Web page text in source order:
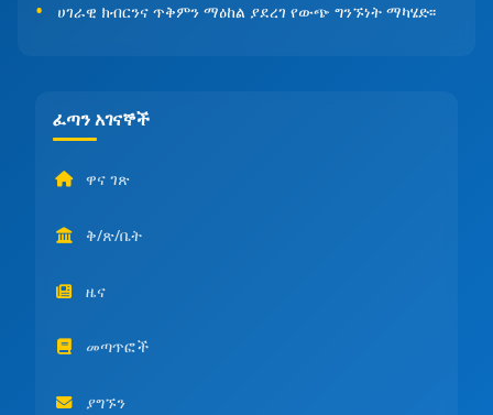
ሀገራዊ ክብርንና ጥቅምን ማዕከል ያደረገ የውጭ ግንኙነት ማካሄድ፡፡
ፈጣን አገናኞች
ዋና ገጽ
ቅ/ጽ/ቤት
ዜና
መጣጥፎች
ያግኙን